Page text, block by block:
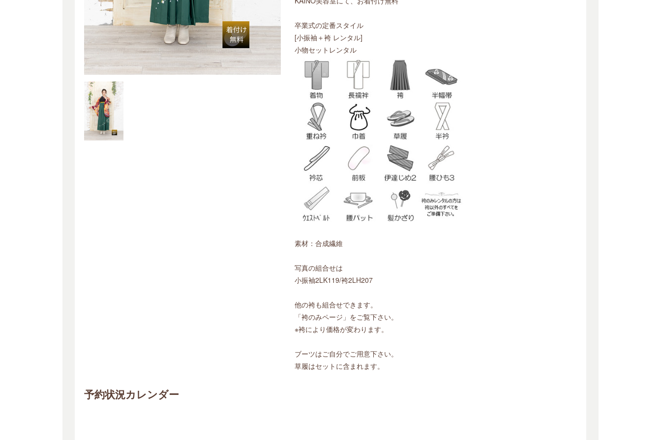
卒業式の定番スタイル
[小振袖＋袴 レンタル]
小物セットレンタル
素材：合成繊維
写真の組合せは
小振袖2LK119/袴2LH207
他の袴も組合せできます。
「袴のみページ」をご覧下さい。
※袴により価格が変わります。
ブーツはご自分でご用意下さい。
草履はセットに含まれます。
予約状況カレンダー